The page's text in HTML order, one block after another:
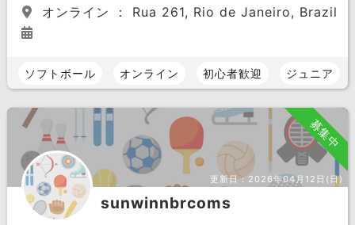
オンライン ： Rua 261, Rio de Janeiro, Brazil
ソフトボール オンライン 初心者歓迎 ジュニア
募集中
更新日： 2026年04月12日(日)
sunwinnbrcoms